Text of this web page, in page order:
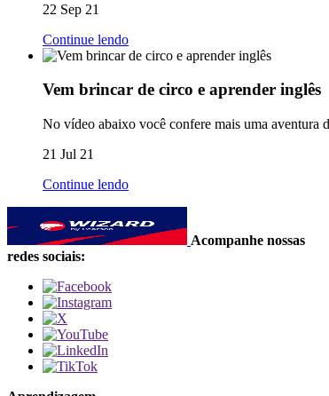
22 Sep 21
Continue lendo
Vem brincar de circo e aprender inglês
No vídeo abaixo você confere mais uma aventura
21 Jul 21
Continue lendo
Acompanhe nossas
redes sociais: